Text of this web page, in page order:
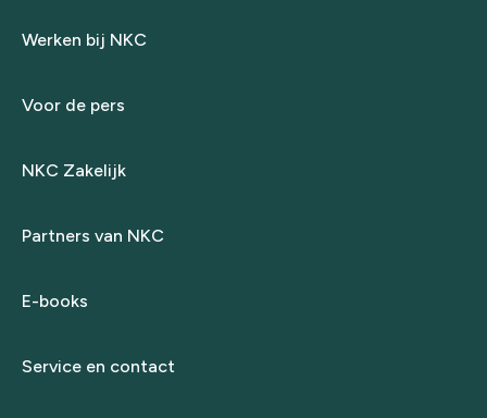
Werken bij NKC
Voor de pers
NKC Zakelijk
Partners van NKC
E-books
Service en contact